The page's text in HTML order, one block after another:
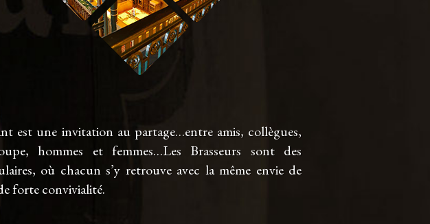
est une invitation au partage…entre amis, collègues,
hommes et femmes…Les Brasseurs sont des
où chacun s’y retrouve avec la même envie de
forte convivialité.